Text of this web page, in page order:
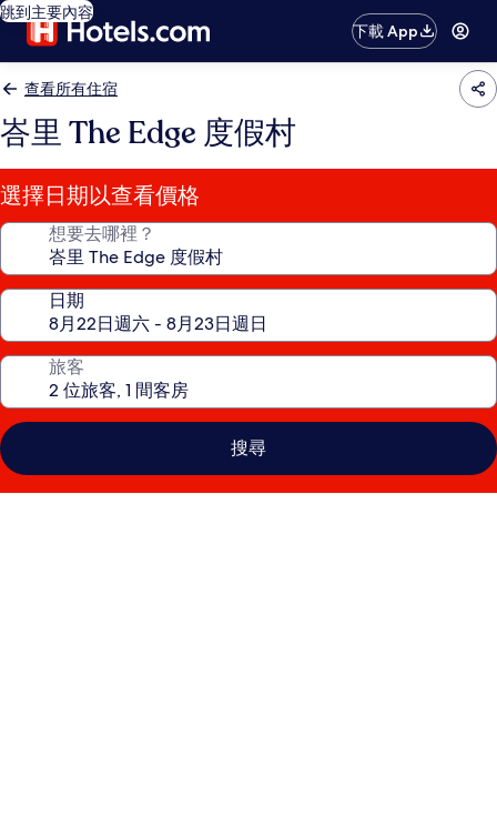
跳到主要內容
下載 App
查看所有住宿
峇里 The Edge 度假村
選擇日期以查看價格
想要去哪裡？
日期
旅客
搜尋